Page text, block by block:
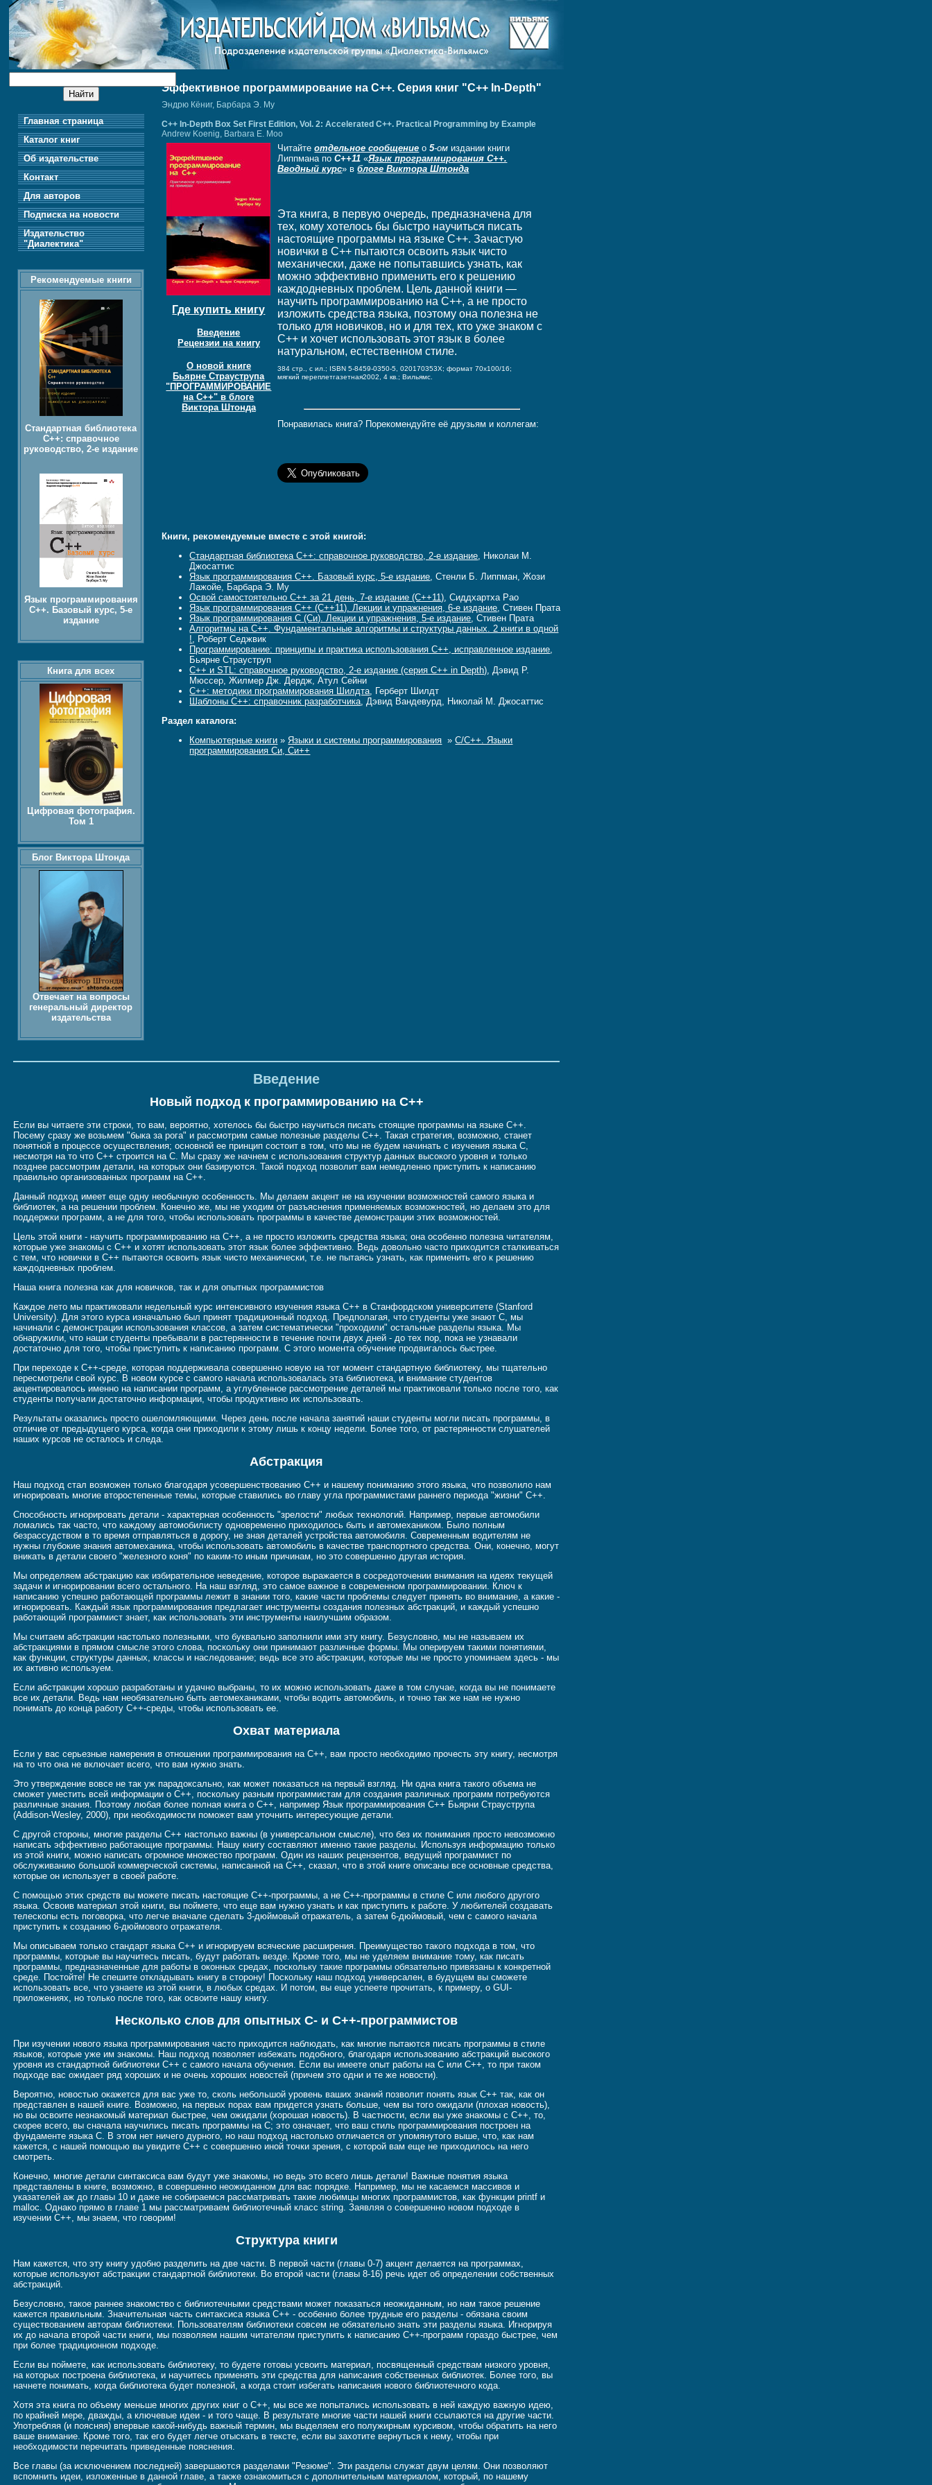
Эффективное программирование на C++. Серия книг "C++ In-Depth"
Эндрю Кёниг, Барбара Э. Му
C++ In-Depth Box Set First Edition, Vol. 2: Accelerated C++. Practical Programming by Example
Andrew Koenig, Barbara E. Moo
Где купить книгу
Введение
Рецензии на книгу
О новой книге
Бьярне Страуструпа
"ПРОГРАММИРОВАНИЕ
на C++" в блоге
Виктора Штонда
Читайтеотдельное сообщение о5-ом издании книги
Липпмана поC++11 «Язык программирования C++.
Вводный курс» вблоге Виктора Штонда
Эта книга, в первую очередь, предназначена для
тех, кому хотелось бы быстро научиться писать
настоящие программы на языке C++. Зачастую
новички в C++ пытаются освоить язык чисто
механически, даже не попытавшись узнать, как
можно эффективно применить его к решению
каждодневных проблем. Цель данной книги —
научить программированию на C++, а не просто
изложить средства языка, поэтому она полезна не
только для новичков, но и для тех, кто уже знаком с
C++ и хочет использовать этот язык в более
натуральном, естественном стиле.
384 стр., с ил.; ISBN 5-8459-0350-5, 020170353X;формат 70x100/16;
мягкий переплетгазетная2002, 4 кв.; Вильямс.
Понравилась книга? Порекомендуйте её друзьям и коллегам:
Книги, рекомендуемые вместе с этой книгой:
Стандартная библиотека C++: справочное руководство, 2-е издание, Николаи М.
Джосаттис
Язык программирования C++. Базовый курс, 5-е издание, Стенли Б. Липпман, Жози
Лажойе, Барбара Э. Му
Освой самостоятельно C++ за 21 день, 7-е издание (C++11), Сиддхартха Рао
Язык программирования C++ (C++11). Лекции и упражнения, 6-е издание, Стивен Прата
Язык программирования C (Си). Лекции и упражнения, 5-е издание, Стивен Прата
Алгоритмы на C++. Фундаментальные алгоритмы и структуры данных. 2 книги в одной
!, Роберт Седжвик
Программирование: принципы и практика использования C++, исправленное издание,
Бьярне Страуструп
C++ и STL: справочное руководство, 2-е издание (серия C++ in Depth), Дэвид Р.
Мюссер, Жилмер Дж. Дердж, Атул Сейни
C++: методики программирования Шилдта, Герберт Шилдт
Шаблоны C++: справочник разработчика, Дэвид Вандевурд, Николай М. Джосаттис
Раздел каталога:
Компьютерные книги »Языки и системы программирования »C/C++. Языки
программирования Си, Си++
Главная страница
Каталог книг
Об издательстве
Контакт
Для авторов
Подписка на новости
Издательство
"Диалектика"
Рекомендуемые книги
Стандартная библиотека
C++: справочное
руководство, 2-е издание
Язык программирования
C++. Базовый курс, 5-е
издание
Книга для всех
Цифровая фотография.
Том 1
Блог Виктора Штонда
Отвечает на вопросы
генеральный директор
издательства
Введение
Новый подход к программированию на C++
Если вы читаете эти строки, то вам, вероятно, хотелось бы быстро научиться писать стоящие программы на языке C++.
Посему сразу же возьмем "быка за рога" и рассмотрим самые полезные разделы C++. Такая стратегия, возможно, станет
понятной в процессе осуществления; основной ее принцип состоит в том, что мы не будем начинать с изучения языка C,
несмотря на то что C++ строится на C. Мы сразу же начнем с использования структур данных высокого уровня и только
позднее рассмотрим детали, на которых они базируются. Такой подход позволит вам немедленно приступить к написанию
правильно организованных программ на C++.
Данный подход имеет еще одну необычную особенность. Мы делаем акцент не на изучении возможностей самого языка и
библиотек, а на решении проблем. Конечно же, мы не уходим от разъяснения применяемых возможностей, но делаем это для
поддержки программ, а не для того, чтобы использовать программы в качестве демонстрации этих возможностей.
Цель этой книги - научить программированию на C++, а не просто изложить средства языка; она особенно полезна читателям,
которые уже знакомы с C++ и хотят использовать этот язык более эффективно. Ведь довольно часто приходится сталкиваться
с тем, что новички в C++ пытаются освоить язык чисто механически, т.е. не пытаясь узнать, как применить его к решению
каждодневных проблем.
Наша книга полезна как для новичков, так и для опытных программистов
Каждое лето мы практиковали недельный курс интенсивного изучения языка C++ в Станфордском университете (Stanford
University). Для этого курса изначально был принят традиционный подход. Предполагая, что студенты уже знают C, мы
начинали с демонстрации использования классов, а затем систематически "проходили" остальные разделы языка. Мы
обнаружили, что наши студенты пребывали в растерянности в течение почти двух дней - до тех пор, пока не узнавали
достаточно для того, чтобы приступить к написанию программ. С этого момента обучение продвигалось быстрее.
При переходе к C++-среде, которая поддерживала совершенно новую на тот момент стандартную библиотеку, мы тщательно
пересмотрели свой курс. В новом курсе с самого начала использовалась эта библиотека, и внимание студентов
акцентировалось именно на написании программ, а углубленное рассмотрение деталей мы практиковали только после того, как
студенты получали достаточно информации, чтобы продуктивно их использовать.
Результаты оказались просто ошеломляющими. Через день после начала занятий наши студенты могли писать программы, в
отличие от предыдущего курса, когда они приходили к этому лишь к концу недели. Более того, от растерянности слушателей
наших курсов не осталось и следа.
Абстракция
Наш подход стал возможен только благодаря усовершенствованию C++ и нашему пониманию этого языка, что позволило нам
игнорировать многие второстепенные темы, которые ставились во главу угла программистами раннего периода "жизни" C++.
Способность игнорировать детали - характерная особенность "зрелости" любых технологий. Например, первые автомобили
ломались так часто, что каждому автомобилисту одновременно приходилось быть и автомехаником. Было полным
безрассудством в то время отправляться в дорогу, не зная деталей устройства автомобиля. Современным водителям не
нужны глубокие знания автомеханика, чтобы использовать автомобиль в качестве транспортного средства. Они, конечно, могут
вникать в детали своего "железного коня" по каким-то иным причинам, но это совершенно другая история.
Мы определяем абстракцию как избирательное неведение, которое выражается в сосредоточении внимания на идеях текущей
задачи и игнорировании всего остального. На наш взгляд, это самое важное в современном программировании. Ключ к
написанию успешно работающей программы лежит в знании того, какие части проблемы следует принять во внимание, а какие -
игнорировать. Каждый язык программирования предлагает инструменты создания полезных абстракций, и каждый успешно
работающий программист знает, как использовать эти инструменты наилучшим образом.
Мы считаем абстракции настолько полезными, что буквально заполнили ими эту книгу. Безусловно, мы не называем их
абстракциями в прямом смысле этого слова, поскольку они принимают различные формы. Мы оперируем такими понятиями,
как функции, структуры данных, классы и наследование; ведь все это абстракции, которые мы не просто упоминаем здесь - мы
их активно используем.
Если абстракции хорошо разработаны и удачно выбраны, то их можно использовать даже в том случае, когда вы не понимаете
все их детали. Ведь нам необязательно быть автомеханиками, чтобы водить автомобиль, и точно так же нам не нужно
понимать до конца работу C++-среды, чтобы использовать ее.
Охват материала
Если у вас серьезные намерения в отношении программирования на C++, вам просто необходимо прочесть эту книгу, несмотря
на то что она не включает всего, что вам нужно знать.
Это утверждение вовсе не так уж парадоксально, как может показаться на первый взгляд. Ни одна книга такого объема не
сможет уместить всей информации о C++, поскольку разным программистам для создания различных программ потребуются
различные знания. Поэтому любая более полная книга о C++, например Язык программирования C++ Бьярни Страуструпа
(Addison-Wesley, 2000), при необходимости поможет вам уточнить интересующие детали.
С другой стороны, многие разделы C++ настолько важны (в универсальном смысле), что без их понимания просто невозможно
написать эффективно работающие программы. Нашу книгу составляют именно такие разделы. Используя информацию только
из этой книги, можно написать огромное множество программ. Один из наших рецензентов, ведущий программист по
обслуживанию большой коммерческой системы, написанной на C++, сказал, что в этой книге описаны все основные средства,
которые он использует в своей работе.
С помощью этих средств вы можете писать настоящие C++-программы, а не C++-программы в стиле C или любого другого
языка. Освоив материал этой книги, вы поймете, что еще вам нужно узнать и как приступить к работе. У любителей создавать
телескопы есть поговорка, что легче вначале сделать 3-дюймовый отражатель, а затем 6-дюймовый, чем с самого начала
приступить к созданию 6-дюймового отражателя.
Мы описываем только стандарт языка C++ и игнорируем всяческие расширения. Преимущество такого подхода в том, что
программы, которые вы научитесь писать, будут работать везде. Кроме того, мы не уделяем внимание тому, как писать
программы, предназначенные для работы в оконных средах, поскольку такие программы обязательно привязаны к конкретной
среде. Постойте! Не спешите откладывать книгу в сторону! Поскольку наш подход универсален, в будущем вы сможете
использовать все, что узнаете из этой книги, в любых средах. И потом, вы еще успеете прочитать, к примеру, о GUI-
приложениях, но только после того, как освоите нашу книгу.
Несколько слов для опытных C- и C++-программистов
При изучении нового языка программирования часто приходится наблюдать, как многие пытаются писать программы в стиле
языков, которые уже им знакомы. Наш подход позволяет избежать подобного, благодаря использованию абстракций высокого
уровня из стандартной библиотеки C++ с самого начала обучения. Если вы имеете опыт работы на C или C++, то при таком
подходе вас ожидает ряд хороших и не очень хороших новостей (причем это одни и те же новости).
Вероятно, новостью окажется для вас уже то, сколь небольшой уровень ваших знаний позволит понять язык C++ так, как он
представлен в нашей книге. Возможно, на первых порах вам придется узнать больше, чем вы того ожидали (плохая новость),
но вы освоите незнакомый материал быстрее, чем ожидали (хорошая новость). В частности, если вы уже знакомы с C++, то,
скорее всего, вы сначала научились писать программы на C; это означает, что ваш стиль программирования построен на
фундаменте языка C. В этом нет ничего дурного, но наш подход настолько отличается от упомянутого выше, что, как нам
кажется, с нашей помощью вы увидите C++ с совершенно иной точки зрения, с которой вам еще не приходилось на него
смотреть.
Конечно, многие детали синтаксиса вам будут уже знакомы, но ведь это всего лишь детали! Важные понятия языка
представлены в книге, возможно, в совершенно неожиданном для вас порядке. Например, мы не касаемся массивов и
указателей аж до главы 10 и даже не собираемся рассматривать такие любимцы многих программистов, как функции printf и
malloc. Однако прямо в главе 1 мы рассматриваем библиотечный класс string. Заявляя о совершенно новом подходе в
изучении C++, мы знаем, что говорим!
Структура книги
Нам кажется, что эту книгу удобно разделить на две части. В первой части (главы 0-7) акцент делается на программах,
которые используют абстракции стандартной библиотеки. Во второй части (главы 8-16) речь идет об определении собственных
абстракций.
Безусловно, такое раннее знакомство с библиотечными средствами может показаться неожиданным, но нам такое решение
кажется правильным. Значительная часть синтаксиса языка C++ - особенно более трудные его разделы - обязана своим
существованием авторам библиотеки. Пользователям библиотеки совсем не обязательно знать эти разделы языка. Игнорируя
их до начала второй части книги, мы позволяем нашим читателям приступить к написанию C++-программ гораздо быстрее, чем
при более традиционном подходе.
Если вы поймете, как использовать библиотеку, то будете готовы усвоить материал, посвященный средствам низкого уровня,
на которых построена библиотека, и научитесь применять эти средства для написания собственных библиотек. Более того, вы
начнете понимать, когда библиотека будет полезной, а когда стоит избегать написания нового библиотечного кода.
Хотя эта книга по объему меньше многих других книг о C++, мы все же попытались использовать в ней каждую важную идею,
по крайней мере, дважды, а ключевые идеи - и того чаще. В результате многие части нашей книги ссылаются на другие части.
Употребляя (и поясняя) впервые какой-нибудь важный термин, мы выделяем его полужирным курсивом, чтобы обратить на него
ваше внимание. Кроме того, так его будет легче отыскать в тексте, если вы захотите вернуться к нему, чтобы при
необходимости перечитать приведенные пояснения.
Все главы (за исключением последней) завершаются разделами "Резюме". Эти разделы служат двум целям. Они позволяют
вспомнить идеи, изложенные в данной главе, а также ознакомиться с дополнительным материалом, который, по нашему